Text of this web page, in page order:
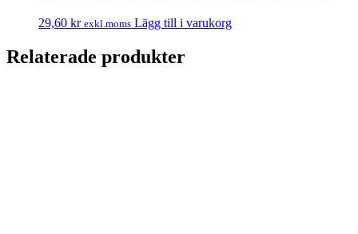
29,60 kr exkl.moms Lägg till i varukorg
Relaterade produkter